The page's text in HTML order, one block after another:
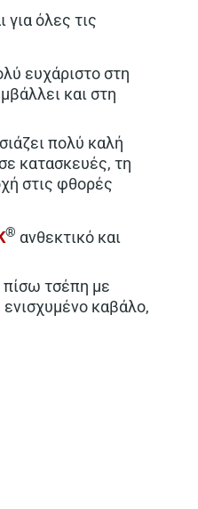
για όλες τις
ευχάριστο στη
και στη
πολύ καλή
κατασκευές, τη
στις φθορές
® ανθεκτικό και
πίσω τσέπη με
ενισχυμένο καβάλο,